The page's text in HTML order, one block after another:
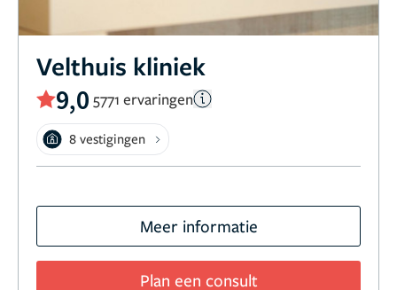
Velthuis kliniek
9,0 5771 ervaringen
8 vestigingen
Meer informatie
Plan een consult